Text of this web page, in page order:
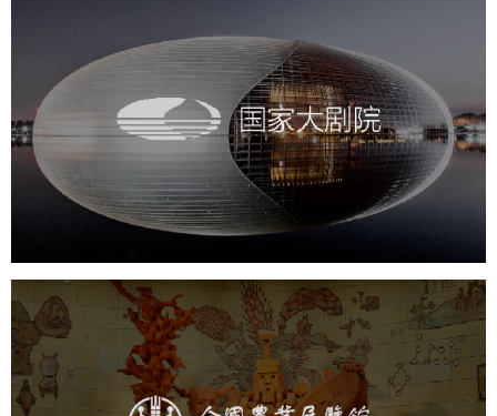
国家大剧院
文化艺术 剧院 智慧展馆 展馆网站建设
农业展览馆